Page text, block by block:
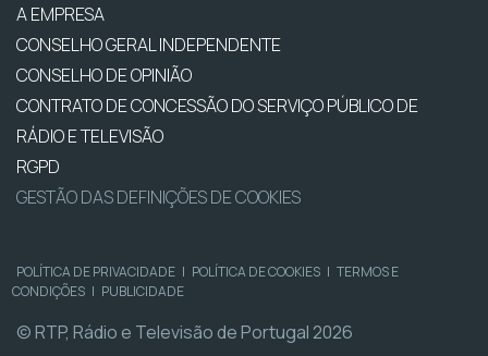
A EMPRESA
CONSELHO GERAL INDEPENDENTE
CONSELHO DE OPINIÃO
CONTRATO DE CONCESSÃO DO SERVIÇO PÚBLICO DE
RÁDIO E TELEVISÃO
RGPD
GESTÃO DAS DEFINIÇÕES DE COOKIES
POLÍTICA DE PRIVACIDADE | POLÍTICA DE COOKIES | TERMOS E
CONDIÇÕES | PUBLICIDADE
© RTP, Rádio e Televisão de Portugal 2026